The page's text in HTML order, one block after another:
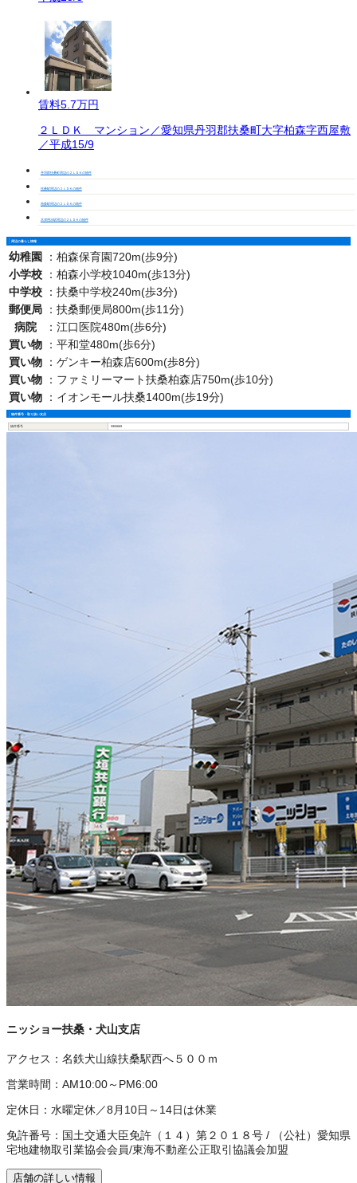
賃料5.7万円
２ＬＤＫ マンション／愛知県丹羽郡扶桑町大字柏森字西屋敷
／平成15/9
丹羽郡扶桑町周辺の２ＬＤＫの物件
扶桑駅周辺の２ＬＤＫの物件
柏森駅周辺の２ＬＤＫの物件
木津用水駅周辺の２ＬＤＫの物件
周辺の暮らし情報
幼稚園 ： 柏森保育園720m(歩9分)
小学校
： 柏森小学校1040m(歩13分)
中学校
： 扶桑中学校240m(歩3分)
郵便局
： 扶桑郵便局800m(歩11分)
病院
： 江口医院480m(歩6分)
買い物
： 平和堂480m(歩6分)
買い物
： ゲンキー柏森店600m(歩8分)
買い物
： ファミリーマート扶桑柏森店750m(歩10分)
買い物
： イオンモール扶桑1400m(歩19分)
物件番号・取り扱い支店
物件番号 5900669
ニッショー扶桑・犬山支店
アクセス： 名鉄犬山線扶桑駅西へ５００ｍ
営業時間： AM10:00～PM6:00
定休日： 水曜定休／8月10日～14日は休業
免許番号： 国土交通大臣免許（１４）第２０１８号 /
（公社）愛知県
宅地建物取引業協会会員/東海不動産公正取引協議会加盟
店舗の詳しい情報